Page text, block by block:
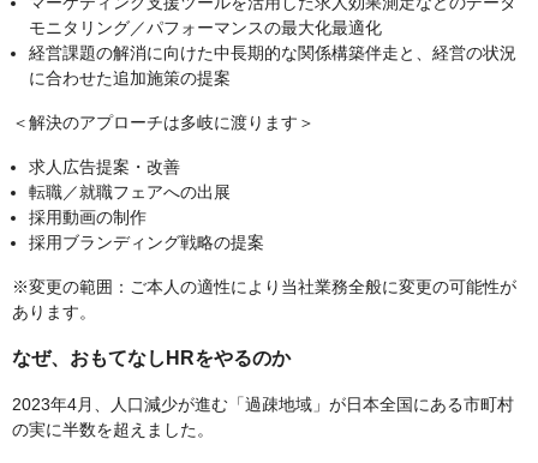
モニタリング／パフォーマンスの最大化最適化
経営課題の解消に向けた中長期的な関係構築伴走と、経営の状況
に合わせた追加施策の提案
＜解決のアプローチは多岐に渡ります＞
求人広告提案・改善
転職／就職フェアへの出展
採用動画の制作
採用ブランディング戦略の提案
※変更の範囲：ご本人の適性により当社業務全般に変更の可能性が
あります。
なぜ、おもてなしHRをやるのか
2023年4月、人口減少が進む「過疎地域」が日本全国にある市町村
の実に半数を超えました。